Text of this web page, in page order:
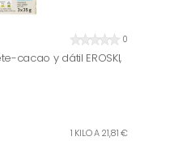
0
cacao y dátil EROSKI,
1 KILO A 21,81 €